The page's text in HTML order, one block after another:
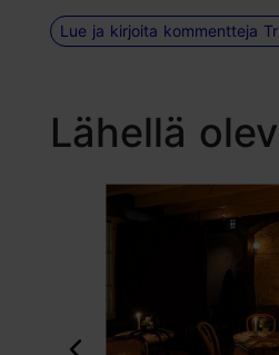
Lue ja kirjoita kommentteja
Lähellä